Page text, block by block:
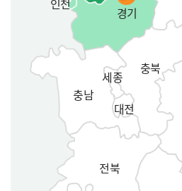
인천
경기
충남
세종
충북
대전
전북